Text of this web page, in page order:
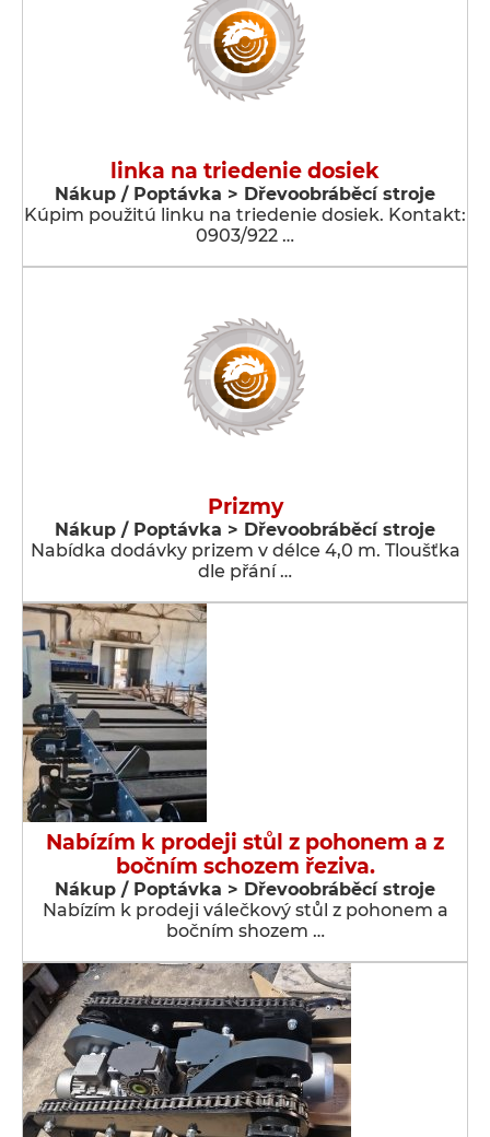
linka na triedenie dosiek
Nákup / Poptávka > Dřevoobráběcí stroje
Kúpim použitú linku na triedenie dosiek. Kontakt:
0903/922 …
Prizmy
Nákup / Poptávka > Dřevoobráběcí stroje
Nabídka dodávky prizem v délce 4,0 m. Tloušťka
dle přání …
Nabízím k prodeji stůl z pohonem a z
bočním schozem řeziva.
Nákup / Poptávka > Dřevoobráběcí stroje
Nabízím k prodeji válečkový stůl z pohonem a
bočním shozem …